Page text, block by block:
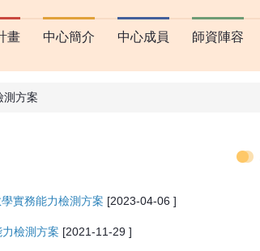
畫 中心簡介 中心成員 師資陣容
測方案
實務能力檢測方案 [2023-04-06 ]
檢測方案 [2021-11-29 ]